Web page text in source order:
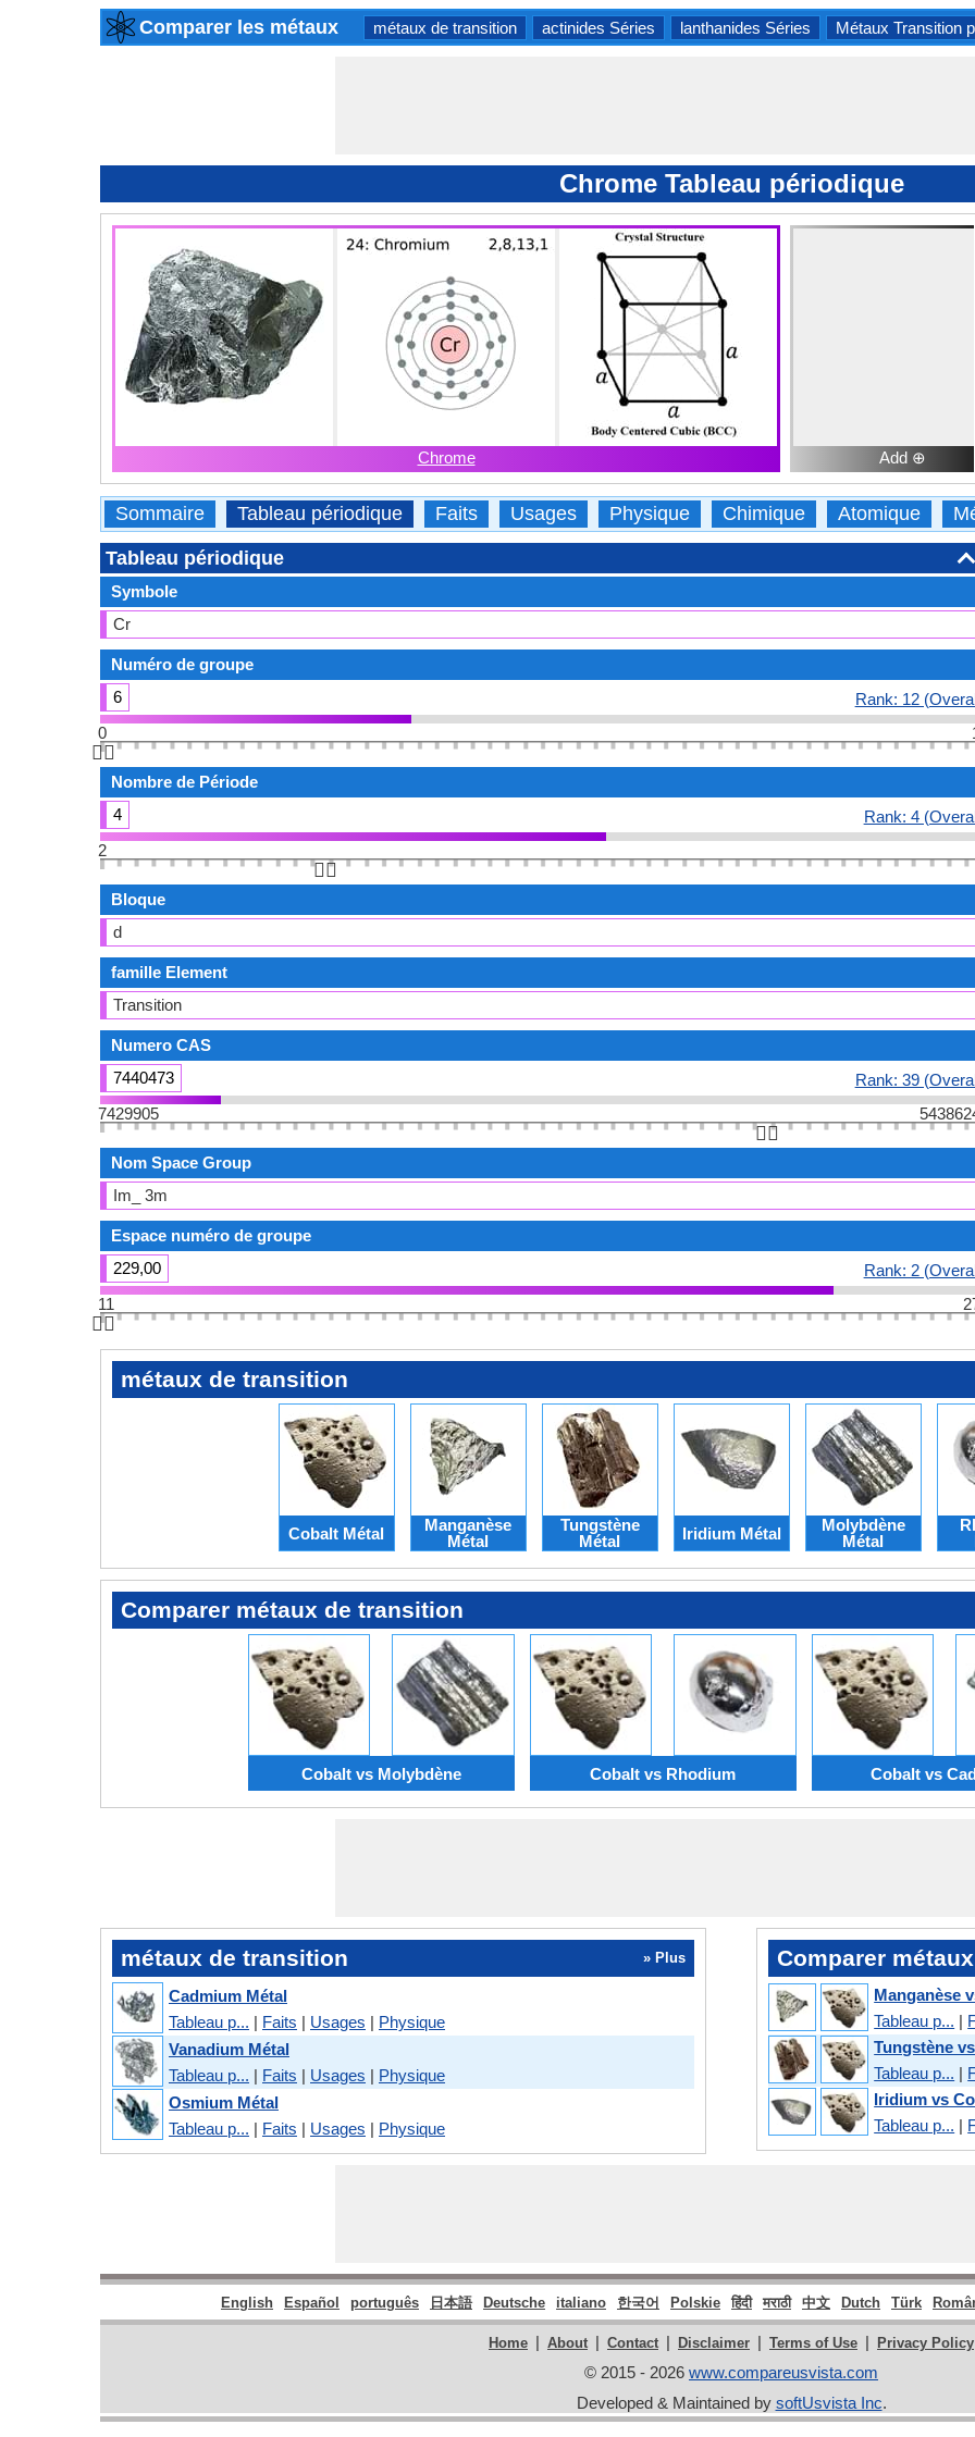
Comparer les métaux métaux de transition actinides Séries lanthanides Séries Métaux Transition
Chrome Tableau périodique
Chrome Add ⊕
Sommaire Tableau périodique Faits Usages Physique Chimique Atomique
Tableau périodique
Symbole
Cr
Numéro de groupe
6
Rank: 12
0
👆🏻
Nombre de Période
4
Rank: 4
2
👆🏻
Bloque
d
famille Element
Transition
Numero CAS
7440473
Rank: 39
7429905
👆🏻
Nom Space Group
Im_ 3m
Espace numéro de groupe
229,00
Rank: 2
11
👆🏻
métaux de transition
Cobalt Métal
Manganèse
Métal
Tungstène
Métal
Iridium Métal
Molybdène
Métal
Comparer métaux de transition
Cobalt vs Molybdène Cobalt vs Rhodium Cobalt vs
métaux de transition » Plus
Cadmium Métal
Tableau p... | Faits | Usages | Physique
Vanadium Métal
Tableau p... | Faits | Usages | Physique
Osmium Métal
Tableau p... | Faits | Usages | Physique
Comparer
Manganèse
Tableau p... |
Tungstène
Tableau p... |
Iridium vs
Tableau p... |
English Español português 日本語 Deutsche italiano 한국어 Polskie हिंदी मराठी 中文 Dutch Türk
Home | About | Contact | Disclaimer | Terms of Use | Privacy Policy
© 2015 - 2026 www.compareusvista.com
Developed & Maintained by softUsvista Inc.